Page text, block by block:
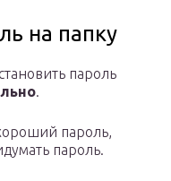
на папку
пароль
.
пароль,
пароль.